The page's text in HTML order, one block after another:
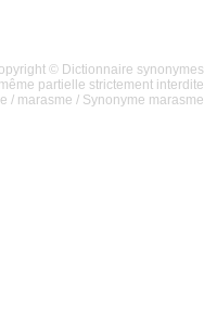
© Dictionnaire synonymes
partielle strictement interdite
/ marasme / Synonyme marasme